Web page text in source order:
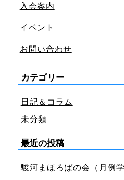
入会案内
イベント
お問い合わせ
カテゴリー
日記＆コラム
未分類
最近の投稿
駿河まほろばの会（月例